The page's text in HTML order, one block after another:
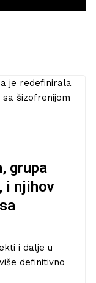
grupa
i njihov
i dalje u
definitivno